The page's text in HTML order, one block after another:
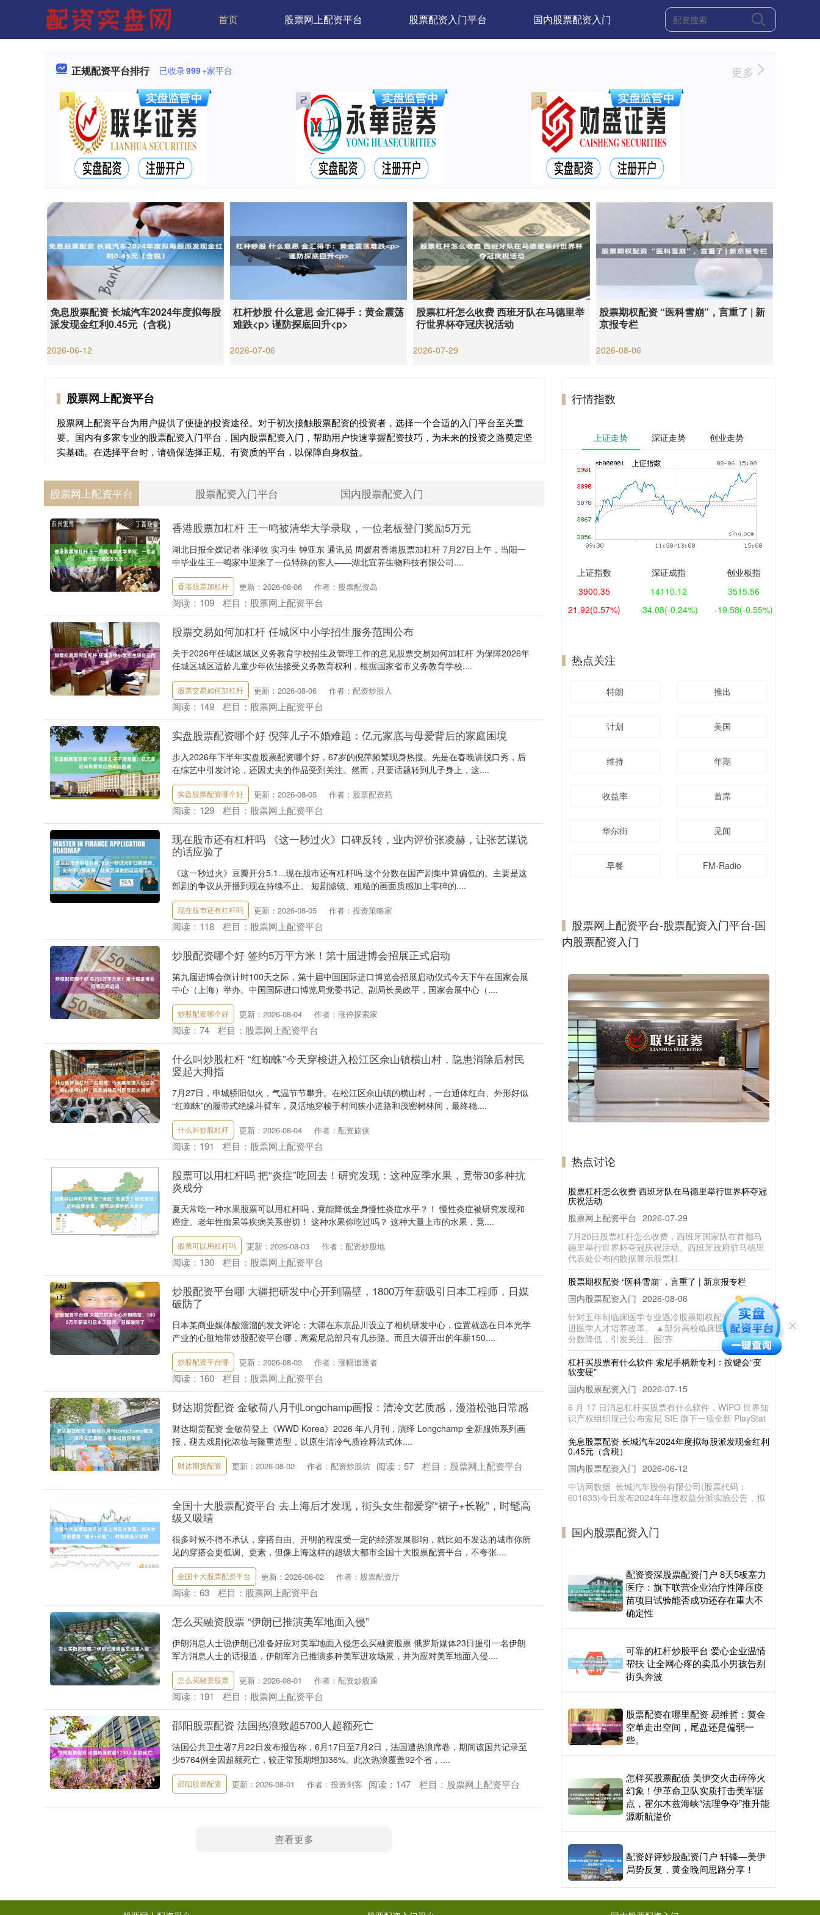
首页 股票网上配资平台 股票配资入门平台 国内股票配资入门
正规配资平台排行 已收录999+家平台 更多
免息股票配资 长城汽车2024年度拟每股
派发现金红利0.45元（含税）
2026-06-12
杠杆炒股 什么意思 金汇得手：黄金震荡
难跌<p> 谨防探底回升<p>
2026-07-06
股票杠杆怎么收费 西班牙队在马德里举
行世界杯夺冠庆祝活动
2026-07-29
股票期权配资 “医科雪崩”，言重了 | 新
京报专栏
2026-08-06
股票网上配资平台
股票网上配资平台为用户提供了便捷的投资途径。对于初次接触股票配资的投资者，选择一个合适的入门平台至关重
要。国内有多家专业的股票配资入门平台，国内股票配资入门，帮助用户快速掌握配资技巧，为未来的投资之路奠定坚
实基础。在选择平台时，请确保选择正规、有资质的平台，以保障自身权益。
股票网上配资平台 股票配资入门平台 国内股票配资入门
香港股票加杠杆 王一鸣被清华大学录取，一位老板登门奖励5万元
湖北日报全媒记者 张泽牧 实习生 钟亚东 通讯员 周媛君香港股票加杠杆 7月27日上午，当阳一
中毕业生王一鸣家中迎来了一位特殊的客人——湖北宜养生物科技有限公司....
香港股票加杠杆 更新：2026-08-06 作者：股票配资岛
阅读： 109 栏目： 股票网上配资平台
股票交易如何加杠杆 任城区中小学招生服务范围公布
关于2026年任城区城区义务教育学校招生及管理工作的意见股票交易如何加杠杆 为保障2026年
任城区城区适龄儿童少年依法接受义务教育权利，根据国家省市义务教育学校....
股票交易如何加杠杆 更新：2026-08-06 作者：配资炒股人
阅读： 149 栏目： 股票网上配资平台
实盘股票配资哪个好 倪萍儿子不婚难题：亿元家底与母爱背后的家庭困境
步入2026年下半年实盘股票配资哪个好，67岁的倪萍频繁现身热搜。先是在春晚讲脱口秀，后
在综艺中引发讨论，还因丈夫的作品受到关注。然而，只要话题转到儿子身上，这....
实盘股票配资哪个好 更新：2026-08-05 作者：股票配资苑
阅读： 129 栏目： 股票网上配资平台
现在股市还有杠杆吗 《这一秒过火》口碑反转，业内评价张凌赫，让张艺谋说
的话应验了
《这一秒过火》豆瓣开分5.1...现在股市还有杠杆吗 这个分数在国产剧集中算偏低的。主要是这
部剧的争议从开播到现在持续不止。 短剧滤镜、粗糙的画面质感加上零碎的....
现在股市还有杠杆吗 更新：2026-08-05 作者：投资策略家
阅读： 118 栏目： 股票网上配资平台
炒股配资哪个好 签约5万平方米！第十届进博会招展正式启动
第九届进博会倒计时100天之际，第十届中国国际进口博览会招展启动仪式今天下午在国家会展
中心（上海）举办。中国国际进口博览局党委书记、副局长吴政平，国家会展中心（....
炒股配资哪个好 更新：2026-08-04 作者：涨停探索家
阅读： 74 栏目： 股票网上配资平台
什么叫炒股杠杆 “红蜘蛛”今天穿梭进入松江区佘山镇横山村，隐患消除后村民
竖起大拇指
7月27日，申城骄阳似火，气温节节攀升。在松江区佘山镇的横山村，一台通体红白、外形好似
“红蜘蛛”的履带式绝缘斗臂车，灵活地穿梭于村间狭小道路和茂密树林间，最终稳....
什么叫炒股杠杆 更新：2026-08-04 作者：配资旅侠
阅读： 191 栏目： 股票网上配资平台
股票可以用杠杆吗 把“炎症”吃回去！研究发现：这种应季水果，竟带30多种抗
炎成分
夏天常吃一种水果股票可以用杠杆吗，竟能降低全身慢性炎症水平？！ 慢性炎症被研究发现和
癌症、老年性痴呆等疾病关系密切！ 这种水果你吃过吗？ 这种大量上市的水果，竟....
股票可以用杠杆吗 更新：2026-08-03 作者：配资炒股地
阅读： 130 栏目： 股票网上配资平台
炒股配资平台哪 大疆把研发中心开到隔壁，1800万年薪吸引日本工程师，日媒
破防了
日本某商业媒体酸溜溜的发文评论：大疆在东京品川设立了相机研发中心，位置就选在日本光学
产业的心脏地带炒股配资平台哪，离索尼总部只有几步路。而且大疆开出的年薪150....
炒股配资平台哪 更新：2026-08-03 作者：涨幅追逐者
阅读： 160 栏目： 股票网上配资平台
财达期货配资 金敏荷八月刊Longchamp画报：清冷文艺质感，漫溢松弛日常感
财达期货配资 金敏荷登上《WWD Korea》2026 年八月刊，演绎 Longchamp 全新服饰系列画
报，褪去戏剧化浓妆与隆重造型，以原生清冷气质诠释法式休....
财达期货配资 更新：2026-08-02 作者：配资炒股坊 阅读： 57 栏目： 股票网上配资平台
全国十大股票配资平台 去上海后才发现，街头女生都爱穿“裙子+长靴”，时髦高
级又吸睛
很多时候不得不承认，穿搭自由、开明的程度受一定的经济发展影响，就比如不发达的城市你所
见的穿搭会更低调、更素，但像上海这样的超级大都市全国十大股票配资平台，不夸张....
全国十大股票配资平台 更新：2026-08-02 作者：股票配资厅
阅读： 63 栏目： 股票网上配资平台
怎么买融资股票 “伊朗已推演美军地面入侵”
伊朗消息人士说伊朗已准备好应对美军地面入侵怎么买融资股票 俄罗斯媒体23日援引一名伊朗
军方消息人士的话报道，伊朗军方已推演多种美军进攻场景，并为应对美军地面入侵....
怎么买融资股票 更新：2026-08-01 作者：配资炒股通
阅读： 191 栏目： 股票网上配资平台
邵阳股票配资 法国热浪致超5700人超额死亡
法国公共卫生署7月22日发布报告称，6月17日至7月2日，法国遭热浪席卷，期间该国共记录至
少5764例全因超额死亡，较正常预期增加36%。此次热浪覆盖92个省，....
邵阳股票配资 更新：2026-08-01 作者：投资剑客 阅读： 147 栏目： 股票网上配资平台
查看更多
行情指数
上证走势 深证走势 创业走势
上证指数
3900.35
21.92(0.57%)
深证成指
14110.12
-34.08(-0.24%)
创业板指
3515.56
-19.58(-0.55%)
热点关注
特朗 推出
计划 美国
维持 年期
收益率 首席
华尔街 见闻
早餐 FM-Radio
股票网上配资平台-股票配资入门平台-国
内股票配资入门
热点讨论
庆祝活动
股票网上配资平台
7月20日股票杠杆怎么收费，西班牙国家队在首都马
德里举行世界杯夺冠庆祝活动。西班牙政府驻马德里
代表处公布的数据显示股票杠
股票期权配资 “医科雪崩”，言重了 | 新京报专栏
国内股票配资入门 2026-08-06
针对五年制临床医学专业遇冷股票期权配资，应该推
进医学人才培养改革。 ▲部分高校临床医学专业录取
分数降低，引发关注。图/齐
杠杆买股票有什么软件 索尼手柄新专利：按键会“变
软变硬”
国内股票配资入门
6 月 17 日消息杠杆买股票有什么软件，WIPO 世界知
识产权组织现已公布索尼 SIE 旗下一项全新 PlayStat
免息股票配资 长城汽车2024年度拟每股派发现金红利
0.45元（含税）
国内股票配资入门
中访网数据 长城汽车股份有限公司(股票代码：
601633)今日发布2024年年度权益分派实施公告，拟
向全体股东每股派发
探底回升<p>
终收出长上影阳线，行情呈现阴阳交替转换格局杠杆
炒股 什么意思，多空争
国内股票配资入门
配资资深股票配资门户 8天5板塞力
医疗：旗下联营企业治疗性降压疫
苗项目试验能否成功还存在重大不
确定性
可靠的杠杆炒股平台 爱心企业温情
帮扶 让全网心疼的卖瓜小男孩告别
街头奔波
股票配资在哪里配资 易维哲：黄金
空单走出空间，尾盘还是偏弱一
些。
怎样买股票配债 美伊交火击碎停火
幻象！伊革命卫队实质打击美军据
点，霍尔木兹海峡“法理争夺”推升能
源断航溢价
配资好评炒股配资门户 轩锋—美伊
局势反复，黄金晚间思路分享！